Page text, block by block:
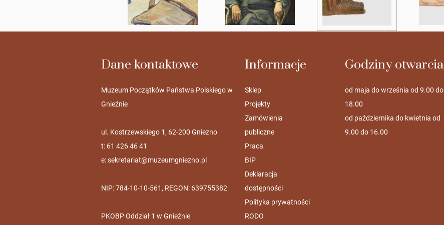
Dane kontaktowe
Muzeum Początków Państwa Polskiego w
Gnieźnie
ul. Kostrzewskiego 1, 62-200 Gniezno
t: 61 426 46 41
e:sekretariat@muzeumgniezno.pl
NIP: 784-10-10-561, REGON: 639755382
PKOBP Oddział 1 w Gnieźnie
Informacje
Sklep
Projekty
Zamówienia
publiczne
Praca
BIP
Deklaracja
dostępności
Polityka prywatności
RODO
Godziny otwarcia
od maja do września od 9.00 do
18.00
od października do kwietnia od
9.00 do 16.00